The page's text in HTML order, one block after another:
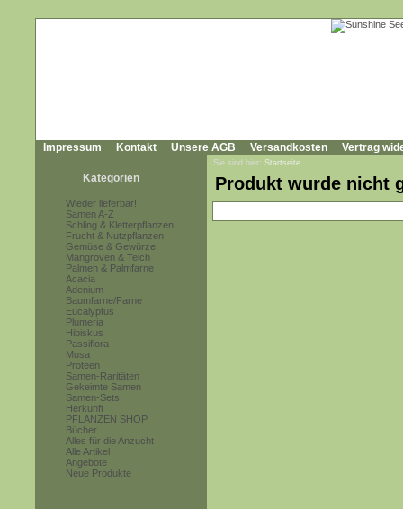
Impressum Kontakt Unsere AGB Versandkosten Vertrag
Kategorien
Wieder lieferbar!
Samen A-Z
Schling & Kletterpflanzen
Frucht & Nutzpflanzen
Gemüse & Gewürze
Mangroven & Teich
Palmen & Palmfarne
Acacia
Adenium
Baumfarne/Farne
Eucalyptus
Plumeria
Hibiskus
Passiflora
Musa
Proteen
Samen-Raritäten
Gekeimte Samen
Samen-Sets
Herkunft
PFLANZEN SHOP
Bücher
Alles für die Anzucht
Alle Artikel
Angebote
Neue Produkte
Sie sind hier: Startseite
Produkt wurde nicht